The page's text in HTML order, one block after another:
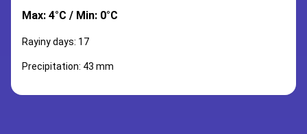
Max: 4°C / Min: 0°C
Rayiny days: 17
Precipitation: 43 mm